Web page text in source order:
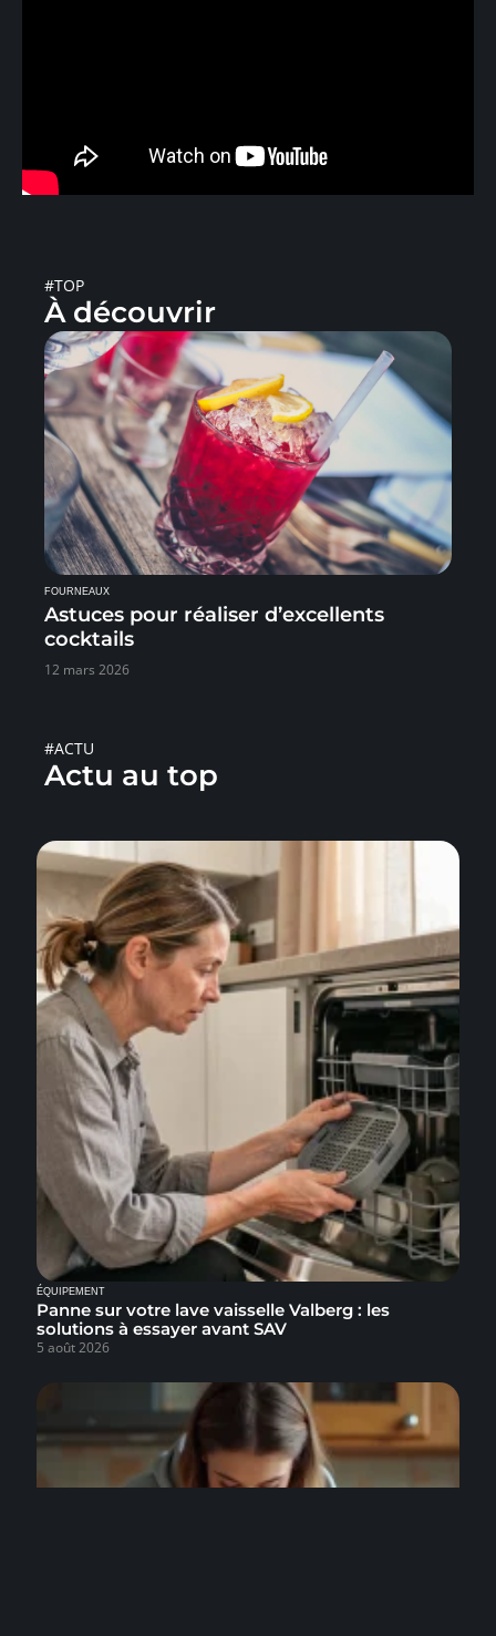
#TOP
À découvrir
FOURNEAUX
Astuces pour réaliser d’excellents
cocktails
12 mars 2026
#ACTU
Actu au top
ÉQUIPEMENT
Panne sur votre lave vaisselle Valberg : les
solutions à essayer avant SAV
5 août 2026